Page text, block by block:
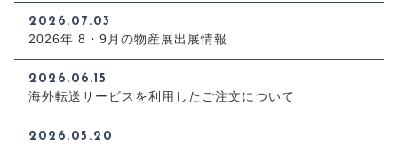
ショッピングガイド
SHOPPING GUIDE
CONTENT
2026.07.03
2026年 8・9月の物産展出展情報
2026.06.15
海外転送サービスを利用したご注文について
2026.05.20